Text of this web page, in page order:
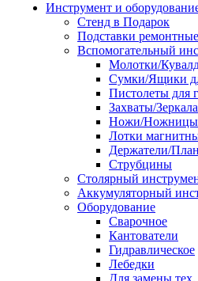
Инструмент и
Стенд в Подарок
Подставки ремонтные
Вспомогательный
Молотки/
Сумки/Ящики
Пистолеты для
Захваты/Зеркала
Ножи/
Лотки
Держатели/
Струбцины
Столярный
Аккумуляторный
Оборудование
Сварочное
Кантователи
Гидравлическое
Лебедки
Для замены